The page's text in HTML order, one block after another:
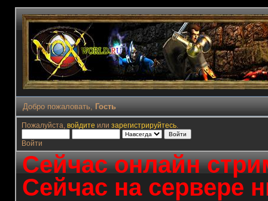
Добро пожаловать, Гость
Пожалуйста, войдите или зарегистрируйтесь.
Войти
Сейчас онлайн
Сейчас на сервере